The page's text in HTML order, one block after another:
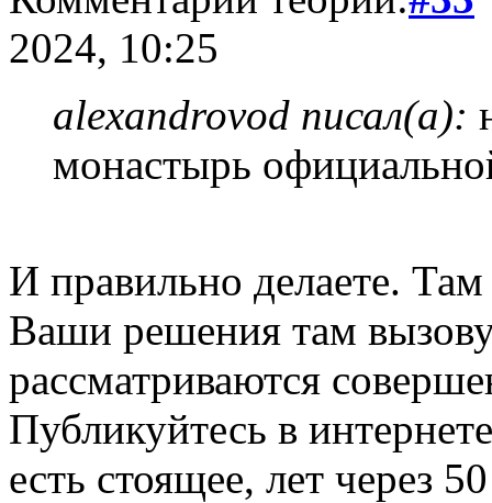
2024, 10:25
alexandrovod писал(а):
монастырь
И правильно делаете.
Ваши решения там
рассматриваются
Публикуйтесь в
есть стоящее, лет через